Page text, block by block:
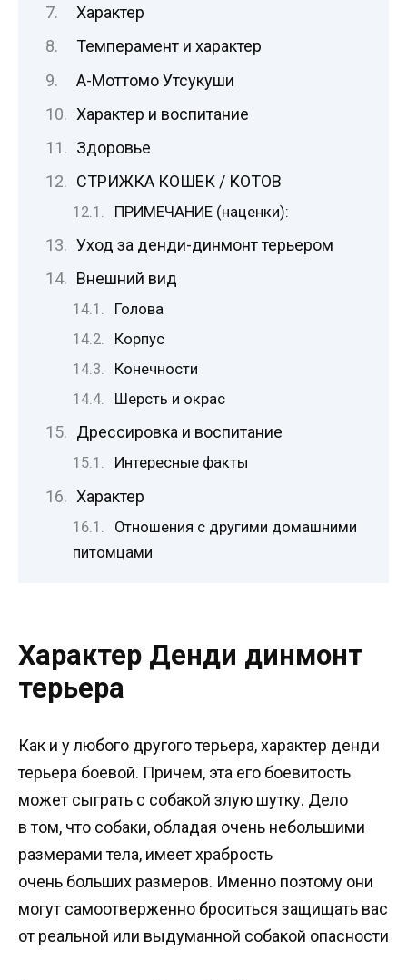
Характер
Темперамент и характер
А-Моттомо Утсукуши
Характер и воспитание
Здоровье
СТРИЖКА КОШЕК / КОТОВ
ПРИМЕЧАНИЕ (наценки):
Уход за денди-динмонт терьером
Внешний вид
Голова
Корпус
Конечности
Шерсть и окрас
Дрессировка и воспитание
Интересные факты
Характер
Отношения с другими домашними
питомцами
Характер Денди динмонт
терьера
Как и у любого другого терьера, характер денди
терьера боевой. Причем, эта его боевитость
может сыграть с собакой злую шутку. Дело
в том, что собаки, обладая очень небольшими
размерами тела, имеет храбрость
очень больших размеров. Именно поэтому они
могут самоотверженно броситься защищать вас
от реальной или выдуманной собакой опасности